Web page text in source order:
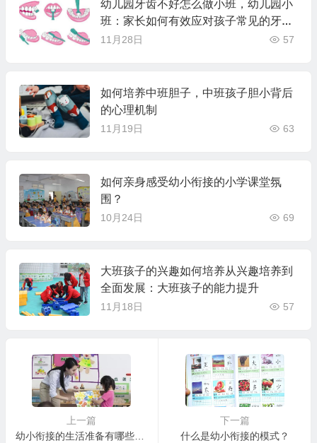
幼儿园牙齿不好怎么做小班，幼儿园小
班：家长如何有效应对孩子常见的牙齿
问题
11月28日 57
如何培养中班胆子，中班孩子胆小背后
的心理机制
11月19日 63
如何亲身感受幼小衔接的小学课堂氛
围？
10月24日 69
大班孩子的兴趣如何培养从兴趣培养到
全面发展：大班孩子的能力提升
11月18日 57
上一篇
幼小衔接的生活准备有哪些，暑假需要搞定哪些事？
下一篇
什么是幼小衔接的模式？